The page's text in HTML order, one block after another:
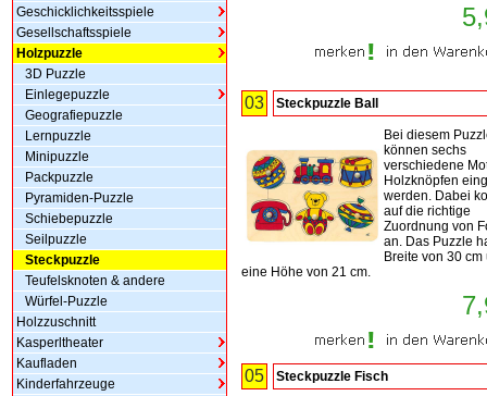
Geschicklichkeitsspiele
Gesellschaftsspiele
Holzpuzzle
3D Puzzle
Einlegepuzzle
Geografiepuzzle
Lernpuzzle
Minipuzzle
Packpuzzle
Pyramiden-Puzzle
Schiebepuzzle
Seilpuzzle
Steckpuzzle
Teufelsknoten & andere
Würfel-Puzzle
Holzzuschnitt
Kasperltheater
Kaufladen
Kinderfahrzeuge
03 Steckpuzzle Ball
Bei diesem
können sechs
verschiedene
Holzknöpfen
werden. Dabei
auf die richtige
Zuordnung von
an. Das Puzzle
Breite von 30 cm
eine Höhe von 21 cm.
05 Steckpuzzle Fisch